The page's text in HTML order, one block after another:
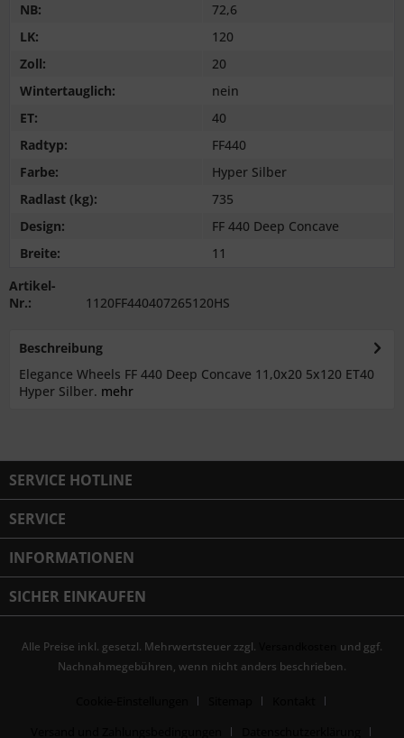
NB:
72,6
LK:
120
Zoll:
20
Wintertauglich:
nein
ET:
40
Radtyp:
FF440
Farbe:
Hyper Silber
Radlast (kg):
735
Design:
FF 440 Deep Concave
Breite:
11
Artikel-
Nr.:
1120FF440407265120HS
Beschreibung
Elegance Wheels FF 440 Deep Concave 11,0x20 5x120 ET40
Hyper Silber. mehr
SERVICE HOTLINE
SERVICE
INFORMATIONEN
SICHER EINKAUFEN
Alle Preise inkl. gesetzl. Mehrwertsteuer zzgl.
und ggf.
Nachnahmegebühren, wenn nicht anders beschrieben.